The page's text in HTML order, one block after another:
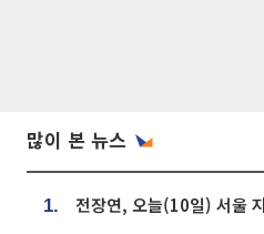
많이 본 뉴스
1.